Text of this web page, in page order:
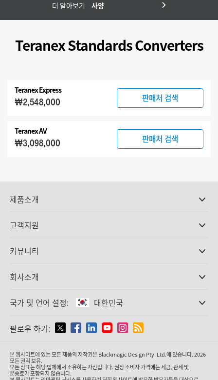
더 알아보기 사양
Teranex Standards Converters
Teranex Express
₩2,548,000 판매처 검색
Teranex AV
₩3,098,000 판매처 검색
제품소개
DaVinci Resolve와 Fusion 소프트웨어
Ultimatte
캡쳐 및 재생
표준 변환
모니터링
네트워크 스토리지
라우팅 및 분배
스트리밍·인코딩
고객지원
고객지원 센터
커뮤니티
회사소개
회사 소개
미디어
국가 및 언어 설정: 대한민국
국가 및 언어를 설정하세요
Australia
팔로우 하기:
본 웹사이트에 있는 모든 제품의 저작권은 Blackmagic Design Pty. Ltd.에 있습니다. 2026
모든 권리 보유.
모든 상표는 해당 업체에서 소유하는 자산입니다. 권장 소비자 가격에는 세금, 관세 및
운송료가 포함되지 않습니다.